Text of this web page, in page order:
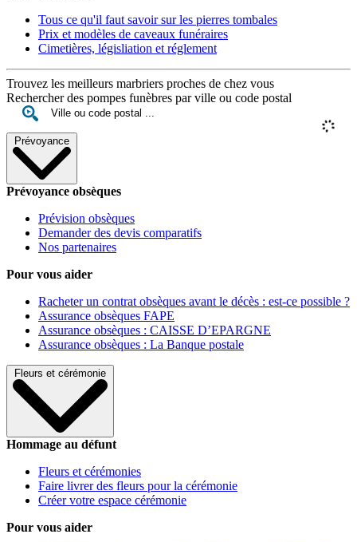
Tous ce qu'il faut savoir sur les pierres tombales
Prix et modèles de caveaux funéraires
Cimetières, législiation et réglement
Trouvez les meilleurs marbriers proches de chez vous
Rechercher des pompes funèbres par ville ou code postal
Prévoyance
Prévoyance obsèques
Prévision obsèques
Demander des devis comparatifs
Nos partenaires
Pour vous aider
Racheter un contrat obsèques avant le décès : est-ce possible ?
Assurance obsèques FAPE
Assurance obsèques : CAISSE D’EPARGNE
Assurance obsèques : La Banque postale
Fleurs et cérémonie
Hommage au défunt
Fleurs et cérémonies
Faire livrer des fleurs pour la cérémonie
Créer votre espace cérémonie
Pour vous aider